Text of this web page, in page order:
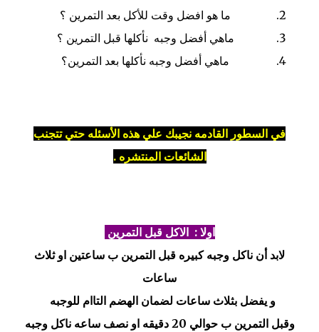
ما هو افضل وقت للأكل بعد التمرين ؟
ماهي أفضل وجبه نأكلها قبل التمرين ؟
ماهي أفضل وجبه نأكلها بعد التمرين؟
في السطور القادمه نجيبك علي هذه الأسئله حتي تتجنب
الشائعات المنتشره .
اولا : الاكل قبل التمرين
لابد أن ناكل وجبه كبيره قبل التمرين ب ساعتين او ثلاث
ساعات
و يفضل بثلاث ساعات لضمان الهضم التاام للوجبه
وقبل التمرين ب حوالي 20 دقيقه او نصف ساعه ناكل وجبه